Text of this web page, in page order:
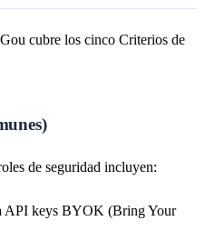
cubre los cinco Criterios de
de seguridad incluyen:
API keys BYOK (Bring Your